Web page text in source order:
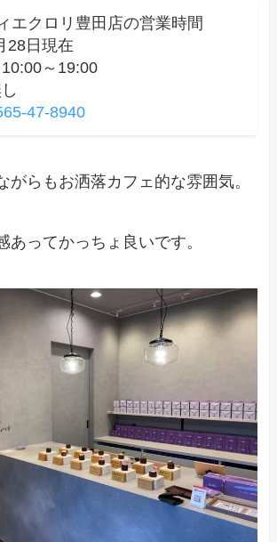
エクロリ豊田店の営業時間
28日現在
～19:00
47-8940
がらもお洒落カフェ的な雰囲気。
あってかっちょ良いです。